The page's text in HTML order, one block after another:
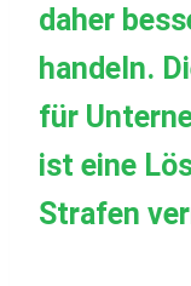
daher
handeln.
für
ist eine
Strafen